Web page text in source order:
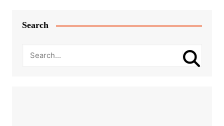
Search